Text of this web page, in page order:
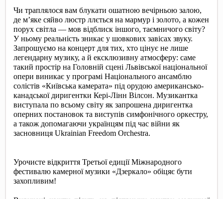
Чи траплялося вам блукати ошатною вечірньою залою,
де м’яке сяйво люстр ллється на мармур і золото, а кожен
порух світла — мов відблиск іншого, таємничого світу?
У ньому реальність зникає у шовкових завісах звуку.
Запрошуємо на концерт для тих, хто цінує не лише
легендарну музику, а й ексклюзивну атмосферу: саме
такий простір на Головній сцені Львівської національної
опери виникає у програмі Національного ансамблю
солістів «Київська камерата» під орудою американсько-
канадської диригентки Кері-Лінн Вілсон. Музикантка
виступала по всьому світу як запрошена диригентка
оперних постановок та виступів симфонічного оркестру,
а також допомагаючи українцям під час війни як
засновниця Ukrainian Freedom Orchestra.
Урочисте відкриття Третьої едиції Міжнародного
фестивалю камерної музики «Дзеркало» обіцяє бути
захопливим!